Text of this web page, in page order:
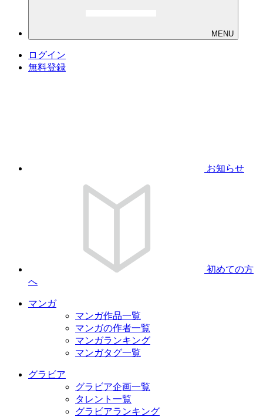
MENU
ログイン
無料登録
お知らせ
初めての方
へ
マンガ
マンガ作品一覧
マンガの作者一覧
マンガランキング
マンガタグ一覧
グラビア
グラビア企画一覧
タレント一覧
グラビアランキング